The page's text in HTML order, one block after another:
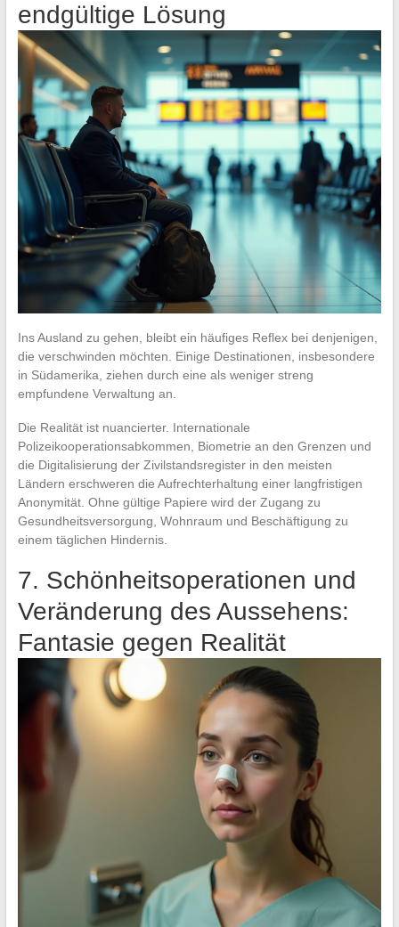
endgültige Lösung
Ins Ausland zu gehen, bleibt ein häufiges Reflex bei denjenigen,
die verschwinden möchten. Einige Destinationen, insbesondere
in Südamerika, ziehen durch eine als weniger streng
empfundene Verwaltung an.
Die Realität ist nuancierter. Internationale
Polizeikooperationsabkommen, Biometrie an den Grenzen und
die Digitalisierung der Zivilstandsregister in den meisten
Ländern erschweren die Aufrechterhaltung einer langfristigen
Anonymität. Ohne gültige Papiere wird der Zugang zu
Gesundheitsversorgung, Wohnraum und Beschäftigung zu
einem täglichen Hindernis.
7. Schönheitsoperationen und
Veränderung des Aussehens:
Fantasie gegen Realität